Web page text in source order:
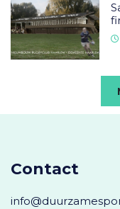
Contact